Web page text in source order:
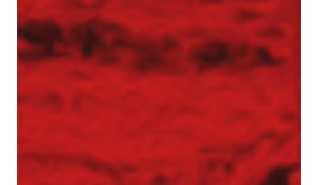
i hałasu
Pale przemieszczeniowe
Pale VDW
Zabezpieczenia wykopów
Kotwy gruntowe
Mury oporowe – trwała stabilizacja skarp i
nasypów